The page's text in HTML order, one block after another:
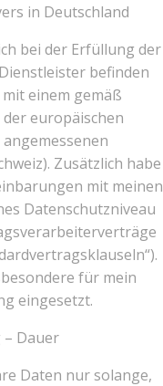
in Deutschland
bei der Erfüllung der
befinden
einem gemäß
europäischen
angemessenen
Zusätzlich habe
mit meinen
Datenschutzniveau
für mein
eingesetzt.
– Dauer
Daten nur solange,